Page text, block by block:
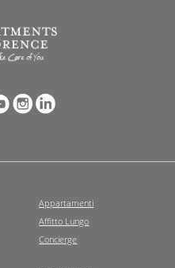
Appartamenti
Affitto Lungo
Concierge